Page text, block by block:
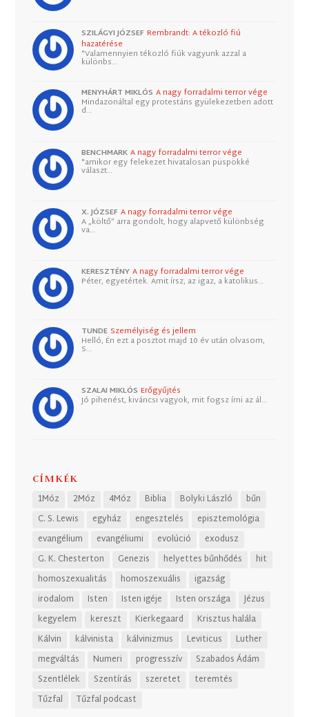
SZILÁGYI JÓZSEF Rembrandt: A tékozló fiú
hazatérése
"Valamennyien tékozló fiúk vagyunk azzal a
különbs…
MENYHÁRT MIKLÓS A nagy forradalmi terror vége
Mindazonáltal egy protestáns gyülekezetben adott
d…
BENCHMARK A nagy forradalmi terror vége
"amikor egy felekezet hivatalosan püspökké
választ…
X. JÓZSEF A nagy forradalmi terror vége
A „költő” arra gondolt, hogy alapvető különbség
va…
KERESZTÉNY A nagy forradalmi terror vége
Péter, egyetértek. Amit írsz, az igaz, a katolikus…
TUNDE Személyiség és jellem
Helló, Én ezt a posztot majd 10 év után olvasom,
S…
SZALAI MIKLÓS Erőgyűjtés
Jó pihenést, kiváncsi vagyok, mit fogsz írni az ál…
CÍMKÉK
1Móz 2Móz 4Móz Biblia Bolyki László
bűn
C. S. Lewis
egyház engesztelés
episztemológia
evangélium
evangéliumi evolúció
exodusz
G. K. Chesterton
Genezis helyettes bűnhődés
hit
homoszexualitás
homoszexuális
igazság
irodalom
Isten Isten igéje Isten országa
Jézus
kegyelem
kereszt Kierkegaard
Krisztus halála
Kálvin
kálvinista kálvinizmus Leviticus
Luther
megváltás
Numeri progresszív
Szabados Ádám
Szentlélek
Szentírás szeretet
teremtés
Tűzfal
Tűzfal podcast